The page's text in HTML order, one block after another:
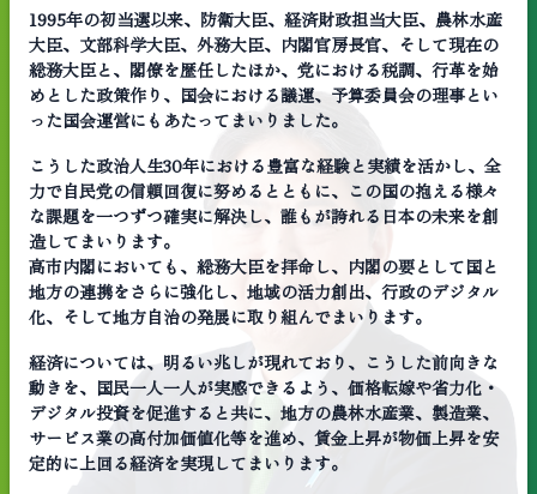
1995年の初当選以来、防衛大臣、経済財政担当大臣、農林水産
大臣、文部科学大臣、外務大臣、内閣官房長官、そして現在の
総務大臣と、閣僚を歴任したほか、党における税調、行革を始
めとした政策作り、国会における議運、予算委員会の理事とい
った国会運営にもあたってまいりました。
こうした政治人生30年における豊富な経験と実績を活かし、全
力で自民党の信頼回復に努めるとともに、この国の抱える様々
な課題を一つずつ確実に解決し、誰もが誇れる日本の未来を創
造してまいります。
高市内閣においても、総務大臣を拝命し、内閣の要として国と
地方の連携をさらに強化し、地域の活力創出、行政のデジタル
化、そして地方自治の発展に取り組んでまいります。
経済については、明るい兆しが現れており、こうした前向きな
動きを、国民一人一人が実感できるよう、価格転嫁や省力化・
デジタル投資を促進すると共に、地方の農林水産業、製造業、
サービス業の高付加価値化等を進め、賃金上昇が物価上昇を安
定的に上回る経済を実現してまいります。